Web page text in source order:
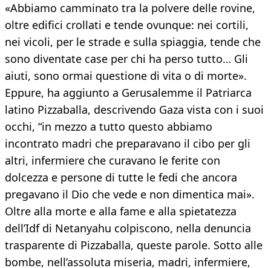
«Abbiamo camminato tra la polvere delle rovine,
oltre edifici crollati e tende ovunque: nei cortili,
nei vicoli, per le strade e sulla spiaggia, tende che
sono diventate case per chi ha perso tutto… Gli
aiuti, sono ormai questione di vita o di morte».
Eppure, ha aggiunto a Gerusalemme il Patriarca
latino Pizzaballa, descrivendo Gaza vista con i suoi
occhi, “in mezzo a tutto questo abbiamo
incontrato madri che preparavano il cibo per gli
altri, infermiere che curavano le ferite con
dolcezza e persone di tutte le fedi che ancora
pregavano il Dio che vede e non dimentica mai».
Oltre alla morte e alla fame e alla spietatezza
dell’Idf di Netanyahu colpiscono, nella denuncia
trasparente di Pizzaballa, queste parole. Sotto alle
bombe, nell’assoluta miseria, madri, infermiere,